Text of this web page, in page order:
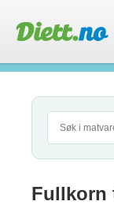
Fullkorn